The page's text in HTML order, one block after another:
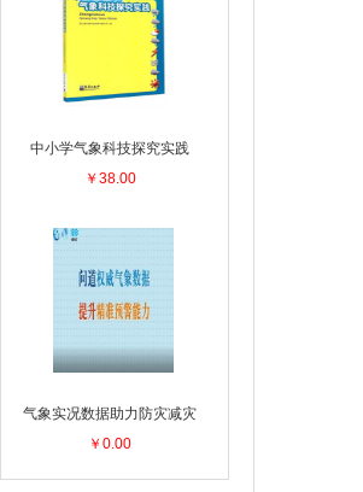
中小学气象科技探究实践
￥38.00
气象实况数据助力防灾减灾
￥0.00